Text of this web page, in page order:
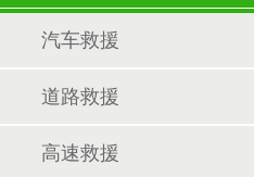
汽车救援
道路救援
高速救援